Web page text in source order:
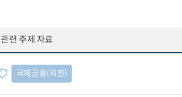
관련 주제 자료
국제금융(외환)